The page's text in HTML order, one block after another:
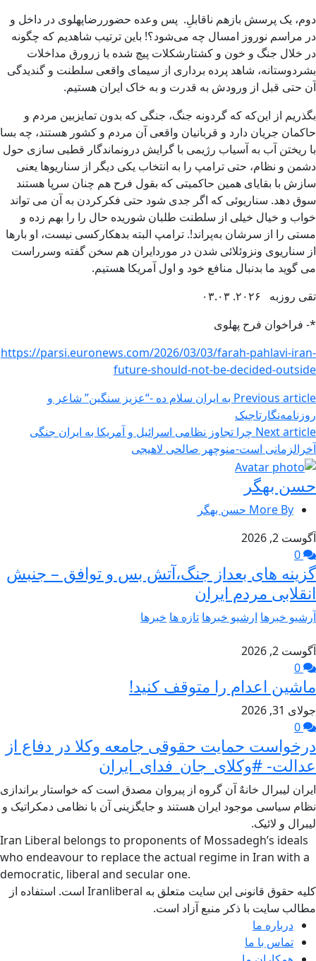
دوم، یک پرسش بازهم ناقابلِ. پس وعده حضوررضاپهلوی در داخل و
در مراسم نوروز امسال چه می‌شود؟! باین ترتیب شاهدیم که چگونه
در خلال جنگ و خون و کشتارشکلات پیچ شده با زرورق مداخلات
بشردوستانه، شاهد پرده برداری از سیمای واقعی سلطنت و گندیدگی
آن حتی قبل از ورودش به قدرت و به خاک ایران هستیم.
بگذریم از این‌که که گردونه جنگ، جنگی که بدون تمایزبین مردم و
حاکمان جریان دارد و قربانیان واقعی آن مردم و کشور هستند، چه بسا
با ریختن آب به آسیاب رژیمی با گرایش درونماندگار قطبی سازی حول
دشمن و نظام، حتی ترامپ را به انتخاب یکی دیگر از سناریوها یعنی
سازش با بقایای همین حاکمیتی که بقول فرح هم چنان سرپا هستند
سوق دهد. سناریوئی که اگر جدی شود حتی فکرکردن به آن می تواند
خواب و خیال خیلی از سلطنت طلبان شوریده حال را را بهم زده و
مستی را از سرشان به‌پراند!. ترامپ البته بدهکارکسی نیست، او بارها
از سناریوی ونزوئلائی شدن در موردایران هم سخن گفته وسرراست
می گوید ما بدنبال منافع خود و اول آمریکا هستیم.
تقی روزبه ۲۰۲۶. ۰۳.۰۳
*- فراخوان فرح پهلوی
https://parsi.euronews.com/2026/03/03/farah-pahlavi-iran-
future-should-not-be-decided-outside
Previous article به ایران سلام ده -“عزیز سنگین” شاعر و
روزنامه‌نگارتاجیک
Next article چرا تجاوز نظامی اسرائیل و آمریکا به ایران جنگی
آخرالزمانی است-منوچهر صالحی لاهیجی
حسن بهگر
More By حسن بهگر
آگوست 2, 2026
گزینه های بعداز جنگ،آتش بس و توافق – جنبش
انقلابی مردم ایران
آرشیو خبرها ارشیو خبرها تازه ها خبرها
آگوست 2, 2026
ماشین اعدام را متوقف کنید!
جولای 31, 2026
درخواست حمایت حقوقی جامعه وکلا در دفاع از
عدالت- #وکلای_جان_فدای_ایران
ایران لیبرال خانهٌ آن گروه از پیروان مصدق است که خواستار براندازی
نظام سیاسی موجود ایران هستند و جایگزینی آن با نظامی دمکراتیک و
لیبرال و لائیک.
Iran Liberal belongs to proponents of Mossadegh’s ideals
who endeavour to replace the actual regime in Iran with a
democratic, liberal and secular one.
کلیه حقوق قانونی این سایت متعلق به Iranliberal است. استفاده از
مطالب سایت با ذکر منبع آزاد است.
درباره ما
تماس با ما